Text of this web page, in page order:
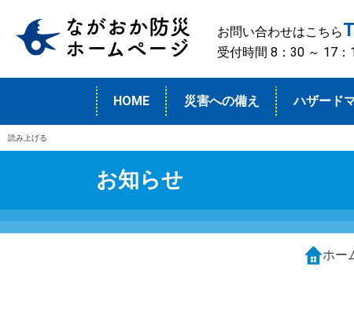
お問い合わせはこちら
受付時間 8：30 ～ 17：
HOME 災害への備え ハザード
読み上げる
お知らせ
ホー